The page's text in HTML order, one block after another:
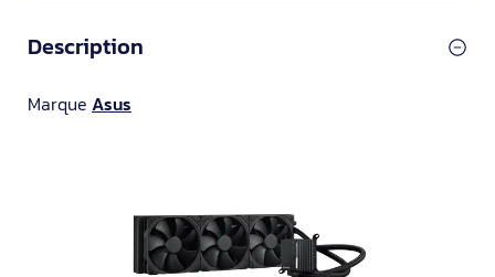
Description
Marque Asus